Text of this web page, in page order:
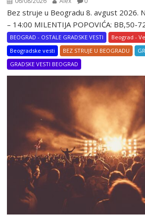
Bez struje u Beogradu 8. avgust 2026.
– 14:00 MILENTIJA POPOVIĆA: BB,50-
BEOGRAD - OSTALE GRADSKE VESTI
Beograd -
Beogradske vesti
BEZ STRUJE U BEOGRADU
GRADSKE VESTI BEOGRAD